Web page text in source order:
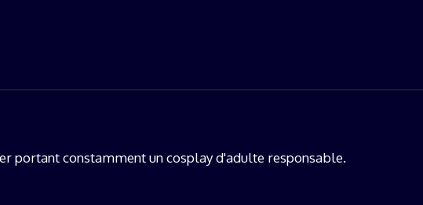
portant constamment un cosplay d'adulte responsable.